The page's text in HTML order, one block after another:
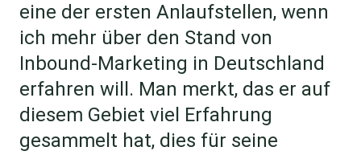
eine der ersten Anlaufstellen, wenn
ich mehr über den Stand von
Inbound-Marketing in Deutschland
erfahren will. Man merkt, das er auf
diesem Gebiet viel Erfahrung
gesammelt hat, dies für seine